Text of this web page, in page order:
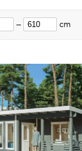
— cm